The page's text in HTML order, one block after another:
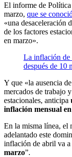
El informe de
marzo, que se
«una desaceleración
de los factores
en marzo».
La inflación de
después de 10
Y que «la ausencia
mercados de trabajo
estacionales, anticipa
inflación mensual
En la misma línea, el
adelantado este
inflación de abril va a
marzo”.